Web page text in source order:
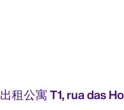
出租公寓 T1, rua das